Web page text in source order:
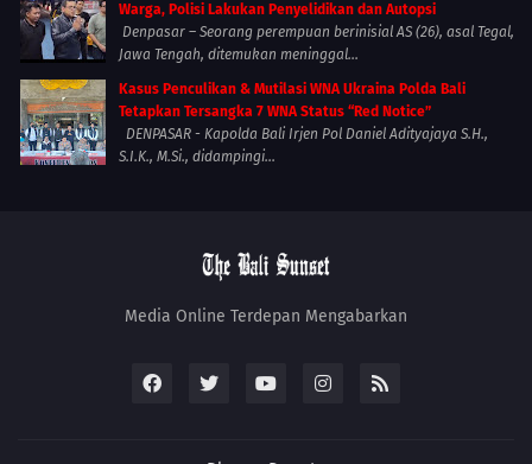
Warga, Polisi Lakukan Penyelidikan dan Autopsi
Denpasar – Seorang perempuan berinisial AS (26), asal Tegal,
Jawa Tengah, ditemukan meninggal...
Kasus Penculikan & Mutilasi WNA Ukraina Polda Bali
Tetapkan Tersangka 7 WNA Status “Red Notice”
DENPASAR - Kapolda Bali Irjen Pol Daniel Adityajaya S.H.,
S.I.K., M.Si., didampingi...
Media Online Terdepan Mengabarkan